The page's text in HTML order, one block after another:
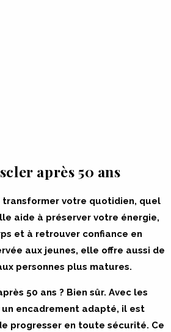
après 50 ans
votre quotidien, quel
aide à préserver votre énergie,
et à retrouver confiance en
aux jeunes, elle offre aussi de
personnes plus matures.
50 ans ? Bien sûr. Avec les
encadrement adapté, il est
progresser en toute sécurité. Ce